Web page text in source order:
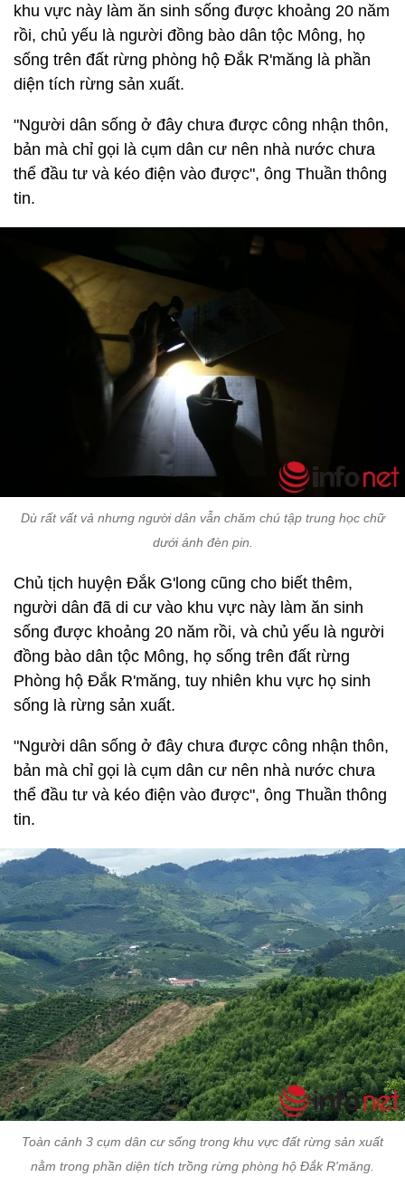
khu vực này làm ăn sinh sống được khoảng 20 năm
rồi, chủ yếu là người đồng bào dân tộc Mông, họ
sống trên đất rừng phòng hộ Đắk R'măng là phần
diện tích rừng sản xuất.
"Người dân sống ở đây chưa được công nhận thôn,
bản mà chỉ gọi là cụm dân cư nên nhà nước chưa
thể đầu tư và kéo điện vào được", ông Thuần thông
tin.
Dù rất vất vả nhưng người dân vẫn chăm chú tập trung học chữ
dưới ánh đèn pin.
Chủ tịch huyện Đắk G'long cũng cho biết thêm,
người dân đã di cư vào khu vực này làm ăn sinh
sống được khoảng 20 năm rồi, và chủ yếu là người
đồng bào dân tộc Mông, họ sống trên đất rừng
Phòng hộ Đắk R'măng, tuy nhiên khu vực họ sinh
sống là rừng sản xuất.
"Người dân sống ở đây chưa được công nhận thôn,
bản mà chỉ gọi là cụm dân cư nên nhà nước chưa
thể đầu tư và kéo điện vào được", ông Thuần thông
tin.
Toàn cảnh 3 cụm dân cư sống trong khu vực đất rừng sản xuất
nằm trong phần diện tích trồng rừng phòng hộ Đắk R'măng.